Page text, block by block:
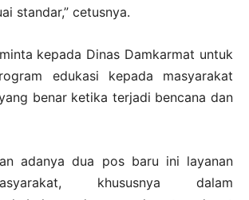
standar,” cetusnya.
kepada Dinas Damkarmat untuk
edukasi kepada masyarakat
benar ketika terjadi bencana dan
adanya dua pos baru ini layanan
khususnya dalam